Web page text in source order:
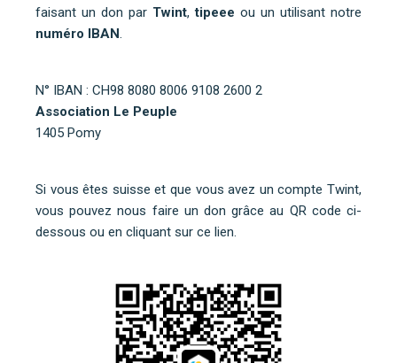
faisant un don par Twint,tipeee ou un utilisant notre
numéro IBAN
N° IBAN : CH98 8080 8006 9108 2600 2
Association Le Peuple
1405 Pomy
Si vous êtes suisse et que vous avez un compte Twint,
vous pouvez nous faire un don grâce au QR code ci-
dessous ou en cliquant sur ce lien